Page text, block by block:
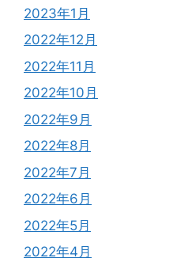
2023年1月
2022年12月
2022年11月
2022年10月
2022年9月
2022年8月
2022年7月
2022年6月
2022年5月
2022年4月